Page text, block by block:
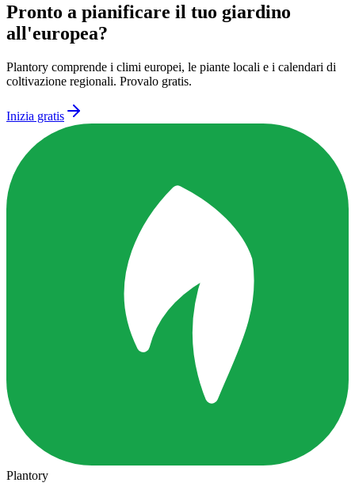
Pronto a pianificare il tuo giardino
all'europea?
Plantory comprende i climi europei, le piante locali e i calendari di
coltivazione regionali. Provalo gratis.
Inizia gratis
Plantory